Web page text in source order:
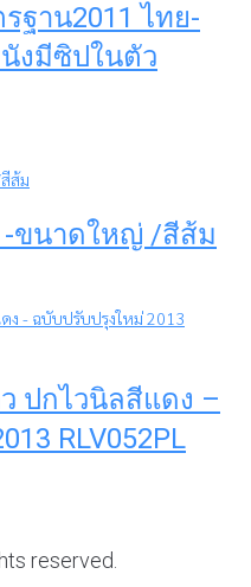
ฐาน2011 ไทย-
งมีซิปในตัว
-ขนาดใหญ่ /สีส้ม
ปกไวนิลสีแดง –
RLV052PL
reserved.